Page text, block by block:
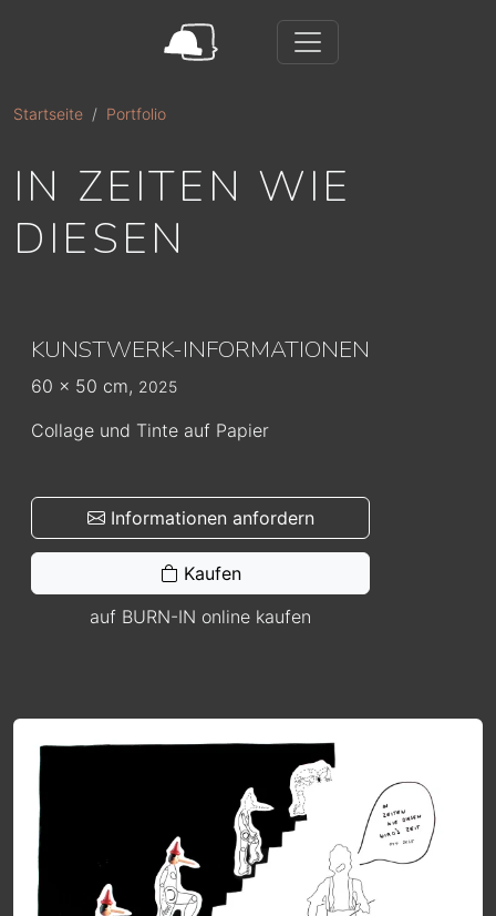
Startseite Portfolio
IN ZEITEN WIE
DIESEN
KUNSTWERK-INFORMATIONEN
60 x 50 cm, 2025
Collage und Tinte auf Papier
Informationen anfordern
Kaufen
auf BURN-IN online kaufen